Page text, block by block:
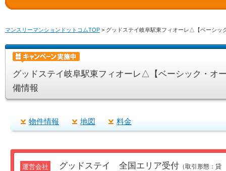
マンスリーマンションドットコムTOP > グッドステイ岐阜駅東フィオーレ△【ベーシッ
グッドステイ岐阜駅東フィオーレ△【ベーシック・オ
備情報
物件情報 地図 料金
運営会社 グッドステイ 全国エリア受付（取引形態：